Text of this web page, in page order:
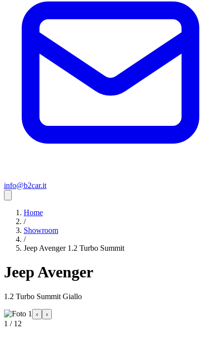
info@b2car.it
Home
/
Showroom
/
Jeep Avenger 1.2 Turbo Summit
Jeep Avenger
1.2 Turbo Summit Giallo
‹ ›
1 / 12